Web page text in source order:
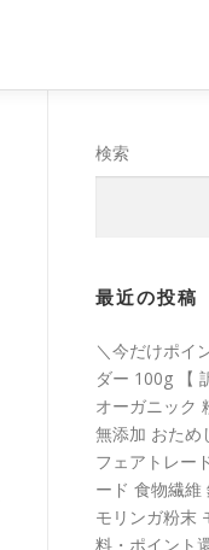
検索
最近の投稿
＼今だけポイ
ダー 100g 【
オーガニック
無添加 おため
フェアトレー
ード 食物繊維
モリンガ粉末
料・ポイント